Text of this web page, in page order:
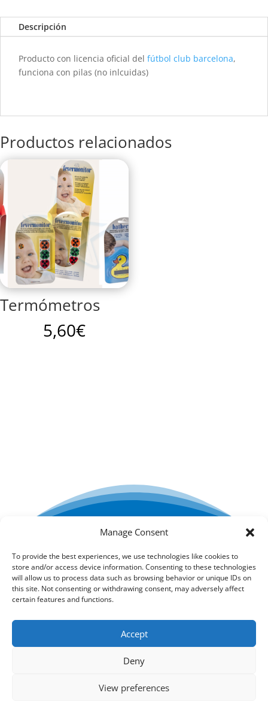
Manage Consent
To provide the best experiences, we use technologies like cookies to
store and/or access device information. Consenting to these technologies
will allow us to process data such as browsing behavior or unique IDs on
this site. Not consenting or withdrawing consent, may adversely affect
certain features and functions.
Accept
Deny
View preferences
Descripción
Producto con licencia oficial del fútbol club barcelona,
funciona con pilas (no inlcuidas)
Productos relacionados
Termómetros
5,60€
Creada por ESTEL-FARMA SL
Condiciones generales
Jabones para el cuidado diario